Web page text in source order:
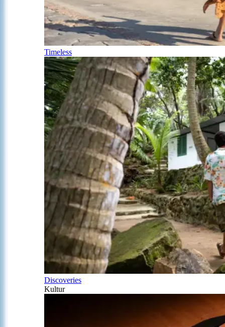
Timeless
Discoveries
Kultur